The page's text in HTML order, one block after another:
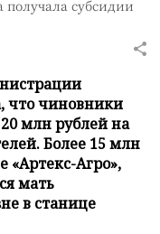
субсидии
что чиновники
млн рублей на
Более 15 млн
«Артекс-Агро»,
мать
в станице